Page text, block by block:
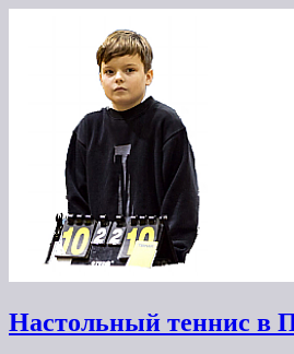
Настольный теннис в